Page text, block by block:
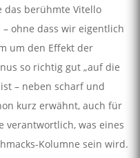
das berühmte Vitello
ohne dass wir eigentlich
um den Effekt der
so richtig gut „auf die
– neben scharf und
kurz erwähnt, auch für
verantwortlich, was eines
Kolumne sein wird.